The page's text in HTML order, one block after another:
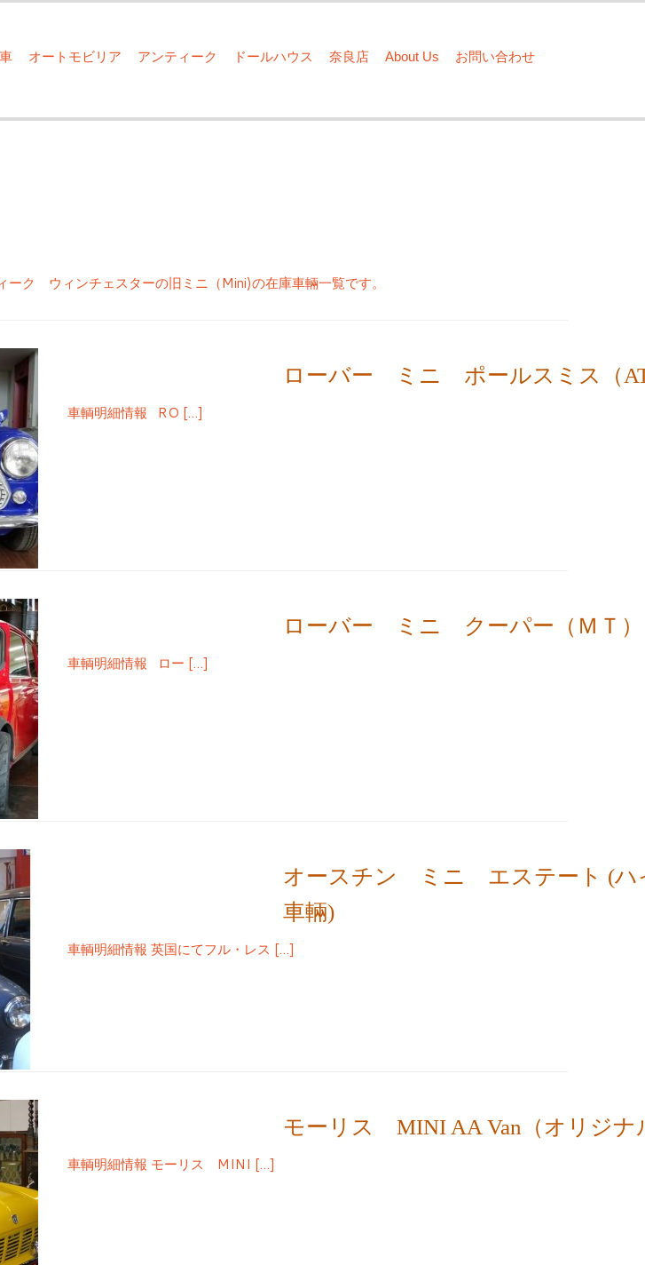
車 オートモビリア アンティーク ドールハウス 奈良店 About Us お問い合わせ
ーク ウィンチェスターの旧ミニ（Mini)の在庫車輛一覧です。
ローバー ミニ ポールスミス（
車輌明細情報 RO […]
ローバー ミニ クーパー（ＭＴ）
車輌明細情報 ロー […]
オースチン ミニ エステート (ハ
車輛)
車輌明細情報 英国にてフル・レス […]
モーリス MINI AA Van（オリジナ
車輌明細情報 モーリス MINI […]